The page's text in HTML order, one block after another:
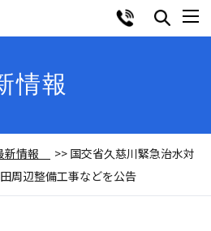
情報
新情報
国交省久慈川緊急治水対
周辺整備工事などを公告